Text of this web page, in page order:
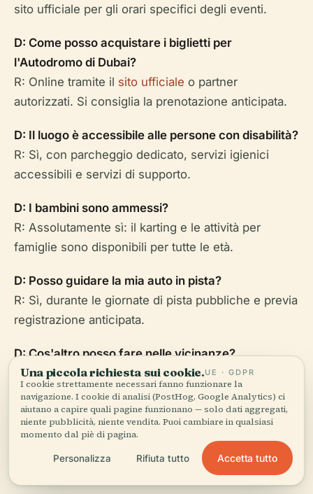
sito ufficiale per gli orari specifici degli eventi.
D: Come posso acquistare i biglietti per
l'Autodromo di Dubai?
R: Online tramite il sito ufficiale o partner
autorizzati. Si consiglia la prenotazione anticipata.
D: Il luogo è accessibile alle persone con disabilità?
R: Sì, con parcheggio dedicato, servizi igienici
accessibili e servizi di supporto.
D: I bambini sono ammessi?
R: Assolutamente sì: il karting e le attività per
famiglie sono disponibili per tutte le età.
D: Posso guidare la mia auto in pista?
R: Sì, durante le giornate di pista pubbliche e previa
registrazione anticipata.
D: Cos'altro posso fare nelle vicinanze?
R: Esplora MotorCity, Miracle Garden, Dubai Marina
e i siti storici della città.
Una piccola richiesta sui cookie.UE · GDPR
I cookie strettamente necessari fanno funzionare la
navigazione. I cookie di analisi (PostHog, Google Analytics) ci
aiutano a capire quali pagine funzionano — solo dati aggregati,
niente pubblicità, niente vendita. Puoi cambiare in qualsiasi
momento dal piè di pagina.
Personalizza Rifiuta tutto Accetta tutto